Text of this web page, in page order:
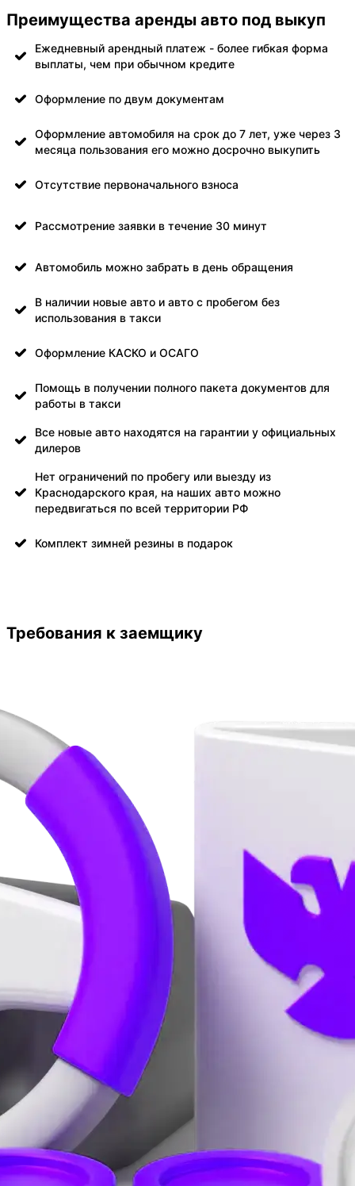
Преимущества аренды авто под выкуп
Ежедневный арендный платеж - более гибкая форма
выплаты, чем при обычном кредите
Оформление по двум документам
Оформление автомобиля на срок до 7 лет, уже через 3
месяца пользования его можно досрочно выкупить
Отсутствие первоначального взноса
Рассмотрение заявки в течение 30 минут
Автомобиль можно забрать в день обращения
В наличии новые авто и авто с пробегом без
использования в такси
Оформление КАСКО и ОСАГО
Помощь в получении полного пакета документов для
работы в такси
Все новые авто находятся на гарантии у официальных
дилеров
Нет ограничений по пробегу или выезду из
Краснодарского края, на наших авто можно
передвигаться по всей территории РФ
Комплект зимней резины в подарок
Требования к заемщику